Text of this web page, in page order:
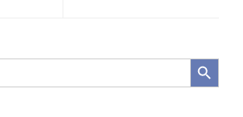
Search Button